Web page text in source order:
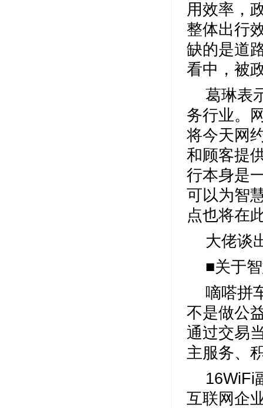
用效率，
整体出行
缺的是道
看中，被
葛琳表
务行业。
将今天网
和顾客提
行本身是
可以为智
点也将在
大佬谈
■关于
嘀嗒拼
不是做公
通过交易
主服务、
16WiFi
互联网企